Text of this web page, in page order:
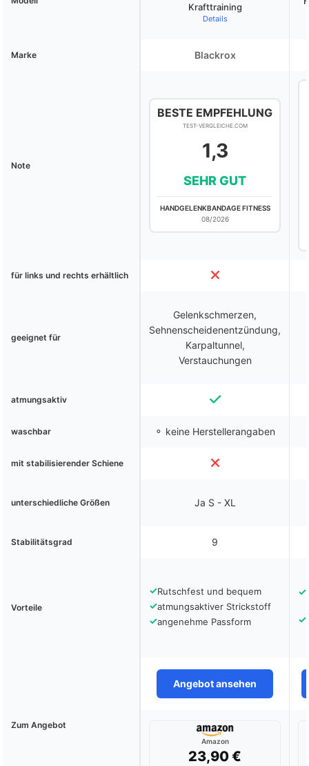
Krafttraining
Details
Marke Blackrox
Note
BESTE EMPFEHLUNG
TEST-VERGLEICHE.COM
1,3
SEHR GUT
HANDGELENKBANDAGE FITNESS
08/2026
für links und rechts erhältlich
geeignet für
Gelenkschmerzen,
Sehnenscheidenentzündung,
Karpaltunnel,
Verstauchungen
atmungsaktiv
waschbar ⚬ keine Herstellerangaben
mit stabilisierender Schiene
unterschiedliche Größen Ja S - XL
Stabilitätsgrad 9
Vorteile
✓Rutschfest und bequem
✓atmungsaktiver Strickstoff
✓angenehme Passform
✓
✓
Angebot ansehen
Zum Angebot
Amazon
23,90 €